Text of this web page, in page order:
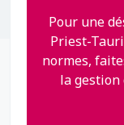
Pour une
Priest-
normes,
la gestion